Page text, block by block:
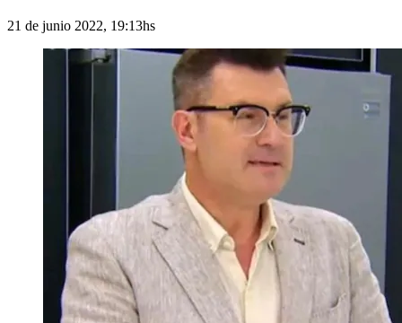
21 de junio 2022, 19:13hs